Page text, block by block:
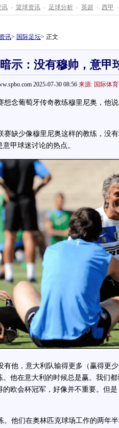
讯 - 篮球资讯 - 足球分析 - 英超 - 西甲 -
讯> 国际足坛> 正文
示：没有穆帅，意甲
2025-07-30 08:56 来源: 国际体育
念葡萄牙传奇教练穆里尼奥，他
缺少像穆里尼奥这样的教练，没
甲球迷讨论的热点。
他，意大利队输得更多（赢得更
他在意大利的时候总是赢。我们
欧会杯冠军，好像并不重要。但
他们在奥林匹克球场工作的两年